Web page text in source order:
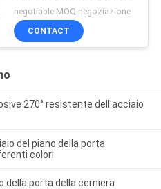
della cerniera resistente
a prova di fuoco del
piano
negotiable MOQ:negoziazione
CONTACT
270° resistente dell'acciaio
del piano della porta
colori
della porta della cerniera